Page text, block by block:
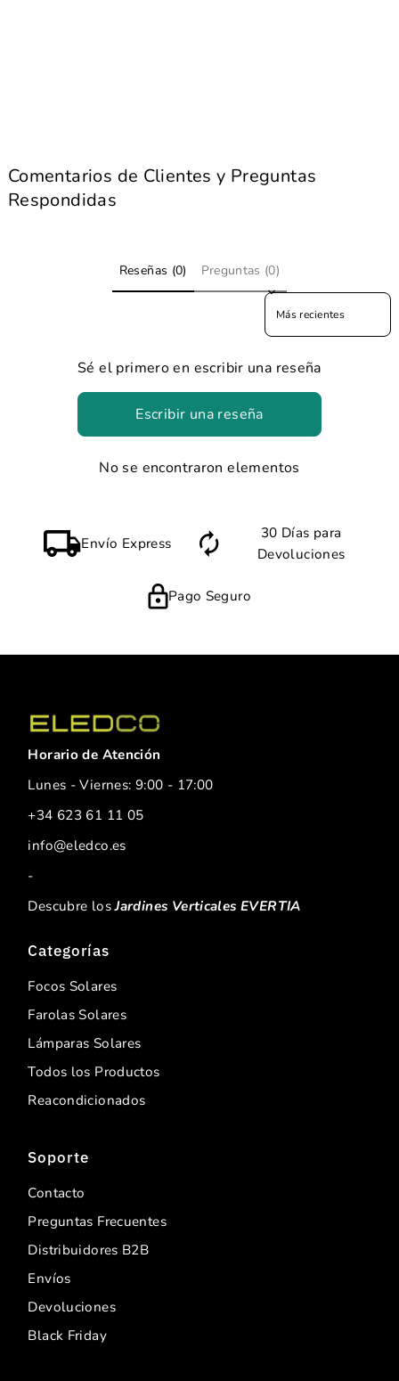
Comentarios de Clientes y Preguntas
Respondidas
Reseñas (0) Preguntas (0)
Sort reviews by
Sé el primero en escribir una reseña
Escribir una reseña
No se encontraron elementos
Envío Express
30 Días para
Devoluciones
Pago Seguro
Horario de Atención
Lunes - Viernes: 9:00 - 17:00
+34 623 61 11 05
info@eledco.es
-
Descubre losJardines Verticales EVERTIA
Categorías
Focos Solares
Farolas Solares
Lámparas Solares
Todos los Productos
Reacondicionados
Soporte
Contacto
Preguntas Frecuentes
Distribuidores B2B
Envíos
Devoluciones
Black Friday